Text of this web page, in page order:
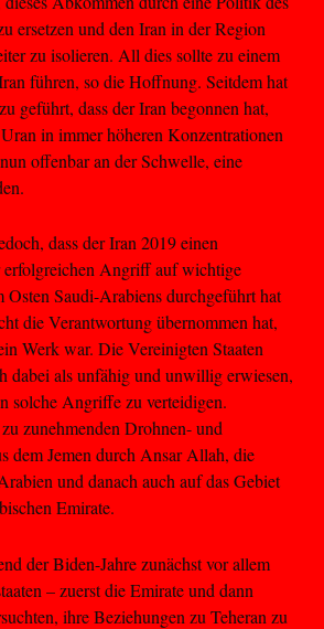
ersetzen und den Iran in der Region
zu isolieren. All dies sollte zu einem
führen, so die Hoffnung. Seitdem hat
geführt, dass der Iran begonnen hat,
in immer höheren Konzentrationen
offenbar an der Schwelle, eine
dass der Iran 2019 einen
erfolgreichen Angriff auf wichtige
Saudi-Arabiens durchgeführt hat
die Verantwortung übernommen hat,
Werk war. Die Vereinigten Staaten
dabei als unfähig und unwillig erwiesen,
solche Angriffe zu verteidigen.
zunehmenden Drohnen- und
dem Jemen durch Ansar Allah, die
und danach auch auf das Gebiet
Emirate.
der Biden-Jahre zunächst vor allem
– zuerst die Emirate und dann
ihre Beziehungen zu Teheran zu